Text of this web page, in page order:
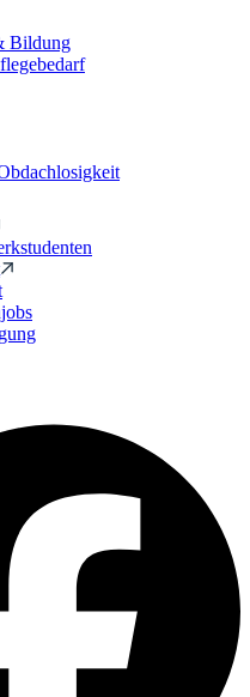
Bildung